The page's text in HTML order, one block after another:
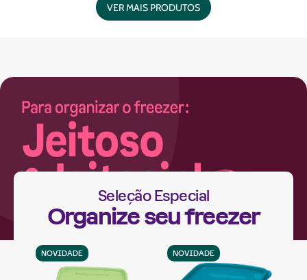
VER MAIS PRODUTOS
Seleção Especial
Organize seu freezer
NOVIDADE NOVIDADE